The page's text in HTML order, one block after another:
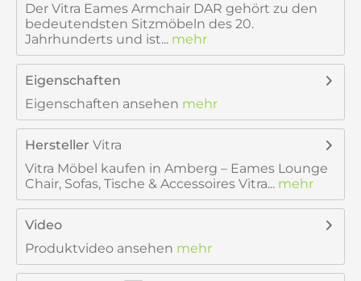
Der Vitra Eames Armchair DAR gehört zu den
bedeutendsten Sitzmöbeln des 20.
Jahrhunderts und ist... mehr
Eigenschaften
Eigenschaften ansehen mehr
Hersteller Vitra
Vitra Möbel kaufen in Amberg – Eames Lounge
Chair, Sofas, Tische & Accessoires Vitra... mehr
Video
Produktvideo ansehen mehr